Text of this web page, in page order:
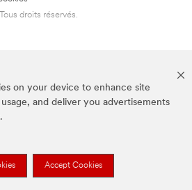
on your device to enhance site
and deliver you advertisements
Accept Cookies
droits réservés.
de 3M.